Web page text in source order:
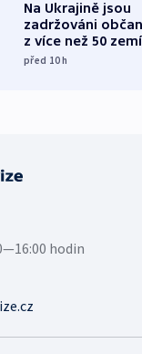
Na Ukrajině jsou
zadržováni
z více než 50
Bojovali na straně
před 10h
hodin